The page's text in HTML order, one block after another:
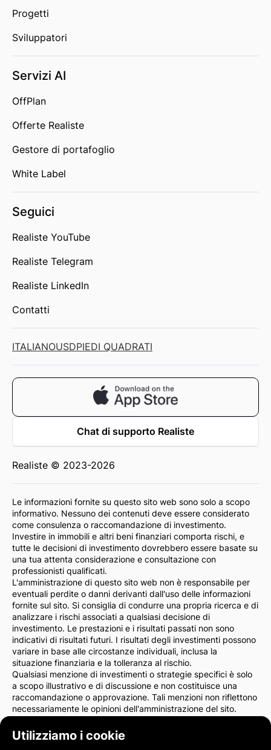
Utilizziamo i cookie
Progetti
Sviluppatori
Servizi AI
OffPlan
Offerte Realiste
Gestore di portafoglio
White Label
Seguici
Realiste YouTube
Realiste Telegram
Realiste LinkedIn
Contatti
ITALIANOUSDPIEDI QUADRATI
Chat di supporto Realiste
Realiste © 2023-2026
Le informazioni fornite su questo sito web sono solo a scopo
informativo. Nessuno dei contenuti deve essere considerato
come consulenza o raccomandazione di investimento.
Investire in immobili e altri beni finanziari comporta rischi, e
tutte le decisioni di investimento dovrebbero essere basate su
una tua attenta considerazione e consultazione con
professionisti qualificati.
L'amministrazione di questo sito web non è responsabile per
eventuali perdite o danni derivanti dall'uso delle informazioni
fornite sul sito. Si consiglia di condurre una propria ricerca e di
analizzare i rischi associati a qualsiasi decisione di
investimento. Le prestazioni e i risultati passati non sono
indicativi di risultati futuri. I risultati degli investimenti possono
variare in base alle circostanze individuali, inclusa la
situazione finanziaria e la tolleranza al rischio.
Qualsiasi menzione di investimenti o strategie specifici è solo
a scopo illustrativo e di discussione e non costituisce una
raccomandazione o approvazione. Tali menzioni non riflettono
necessariamente le opinioni dell'amministrazione del sito.
o un avvocato prima di prendere decisioni di investimento. Sei
l'unico responsabile delle tue azioni di investimento e dei rischi